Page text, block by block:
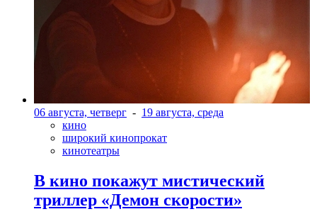
06 августа, четверг - 19 августа, среда
кино
широкий кинопрокат
кинотеатры
В кино покажут мистический
триллер «Демон скорости»